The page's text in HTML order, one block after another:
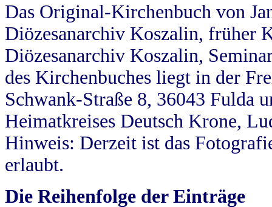
Das Original-Kirchenbuch von
Diözesanarchiv Koszalin, früher
Diözesanarchiv Koszalin,
des Kirchenbuches liegt in der
Schwank-Straße 8, 36043 Fulda
Heimatkreises Deutsch Krone,
Hinweis: Derzeit ist das
erlaubt.
Die Reihenfolge der Einträge